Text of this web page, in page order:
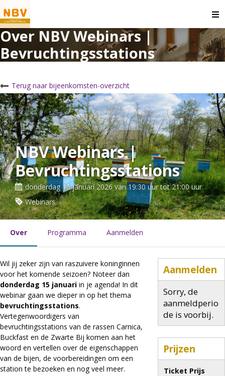
Over NBV Webinars |
Bevruchtingsstations
Terug naar bijeenkomsten-overzicht
NBV Webinars |
Bevruchtingsstations
donderdag 15 januari 2026 van 19:30 uur tot 21:00 uur
Webinars
Over Programma Aanmelden
Wil jij zeker zijn van raszuivere koninginnen
voor het komende seizoen? Noteer dan
donderdag 15 januari in je agenda! In dit
webinar gaan we dieper in op het thema
bevruchtingsstations.
Vertegenwoordigers van
bevruchtingsstations van de rassen Carnica,
Buckfast en de Zwarte Bij komen aan het
woord en vertellen over de eigenschappen
van de bijen, de voorbereidingen om een
station te bezoeken en nog veel meer.
Aanmelden
Sorry, de
aanmeldperio
de is voorbij.
Prijzen
Ticket Prijs